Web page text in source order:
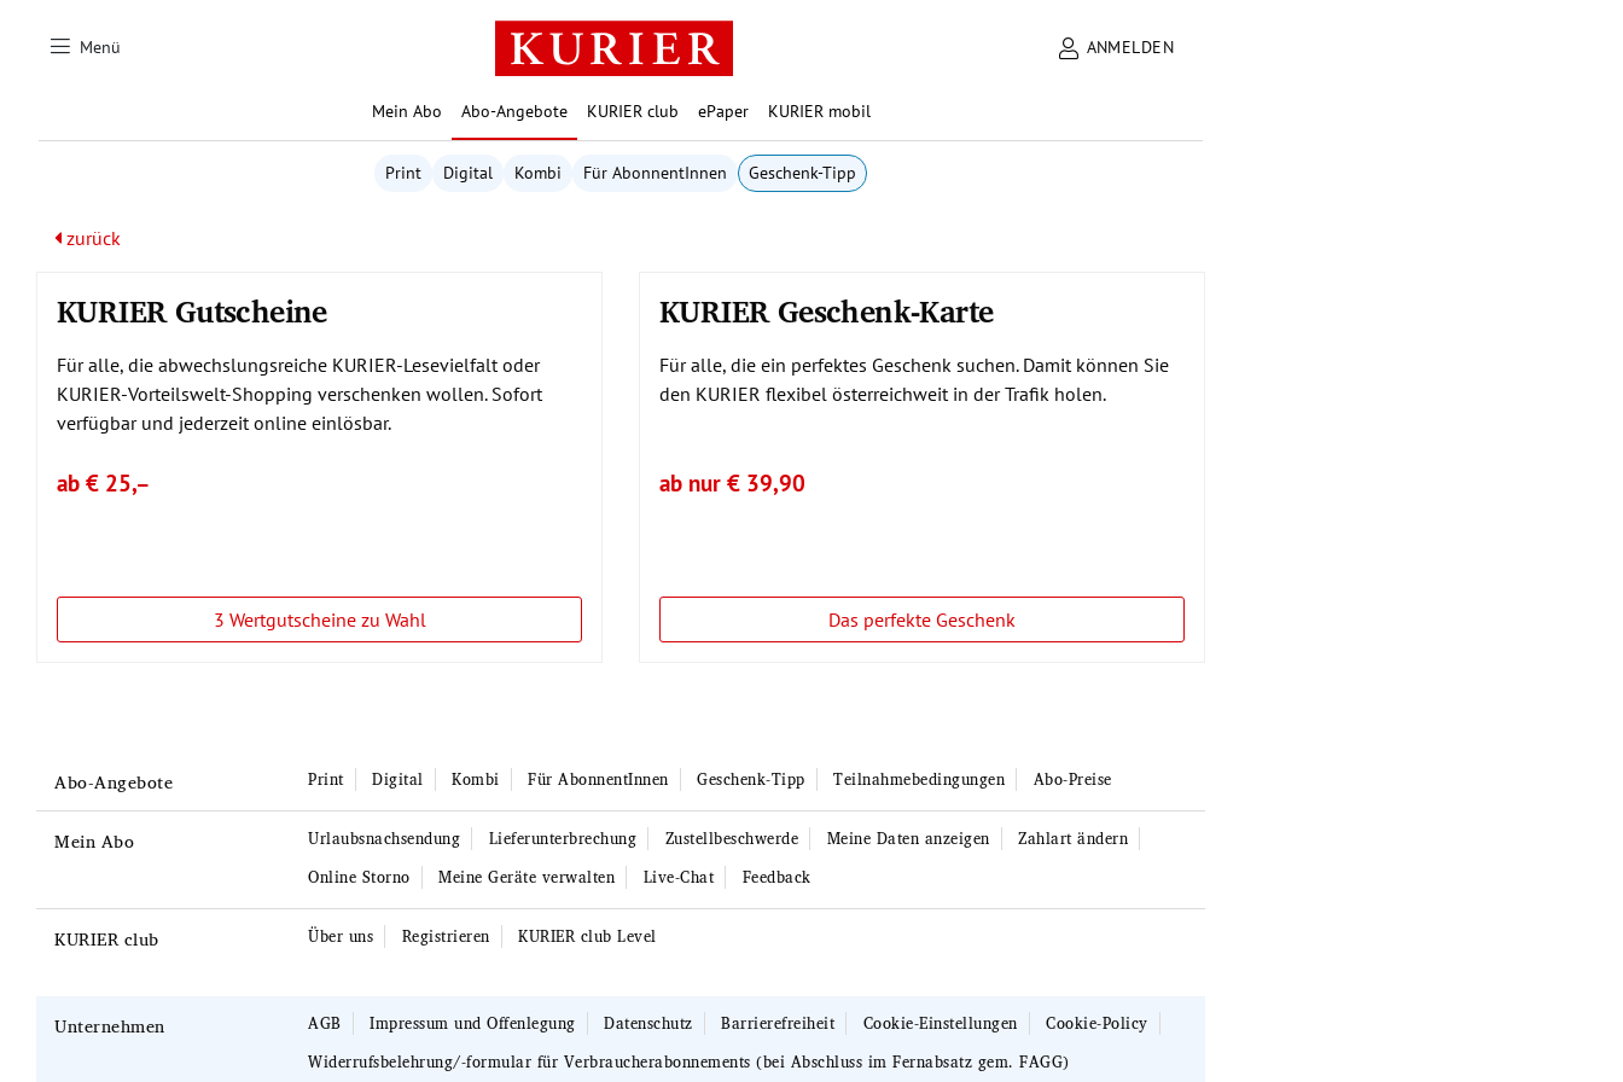
Menü ANMELDEN
Mein Abo Abo-Angebote KURIER club ePaper KURIER mobil
Print Digital Kombi Für AbonnentInnen Geschenk-Tipp
zurück
KURIER Gutscheine
Für alle, die abwechslungsreiche KURIER-Lesevielfalt oder
KURIER-Vorteilswelt-Shopping verschenken wollen. Sofort
verfügbar und jederzeit online einlösbar.
ab € 25,–
3 Wertgutscheine zu Wahl
KURIER Geschenk-Karte
Für alle, die ein perfektes Geschenk suchen. Damit können Sie
den KURIER flexibel österreichweit in der Trafik holen.
ab nur € 39,90
Das perfekte Geschenk
Abo-Angebote Print Digital Kombi Für AbonnentInnen Geschenk-Tipp Teilnahmebedingungen Abo-Preise
Mein Abo Urlaubsnachsendung Lieferunterbrechung Zustellbeschwerde Meine Daten anzeigen
Zahlart ändern
Online Storno
Meine Geräte verwalten Live-Chat Feedback
KURIER club Über uns Registrieren KURIER club Level
Unternehmen AGB Impressum und Offenlegung Datenschutz Barrierefreiheit Cookie-Einstellungen
Cookie-Policy
Widerrufsbelehrung/-formular für Verbraucherabonnements (bei Abschluss im Fernabsatz gem. FAGG)